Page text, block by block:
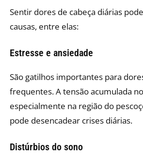
Sentir dores de cabeça diárias
causas, entre elas:
Estresse e ansiedade
São gatilhos importantes para
frequentes. A tensão acumulada
especialmente na região do
pode desencadear crises diárias.
Distúrbios do sono